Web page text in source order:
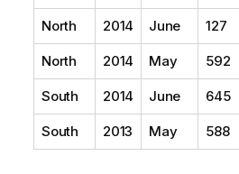
North 2014 June 127
North 2014 May 592
South 2014 June 645
South 2013 May 588